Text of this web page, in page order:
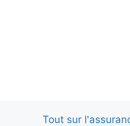
Tout sur